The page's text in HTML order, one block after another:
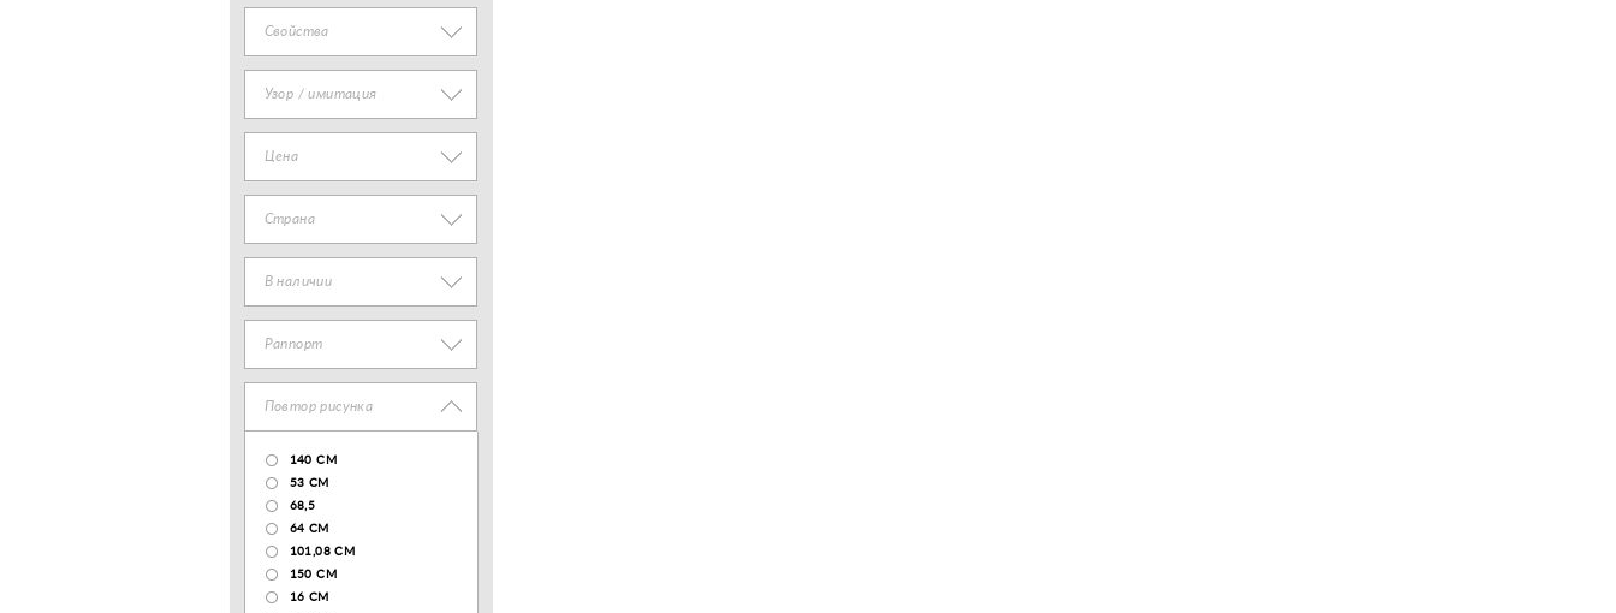
Свойства
Узор / имитация
Цена
Страна
В наличии
Раппорт
Повтор рисунка
140 CM
53 СМ
68,5
64 СМ
101,08 CM
150 CM
16 СМ